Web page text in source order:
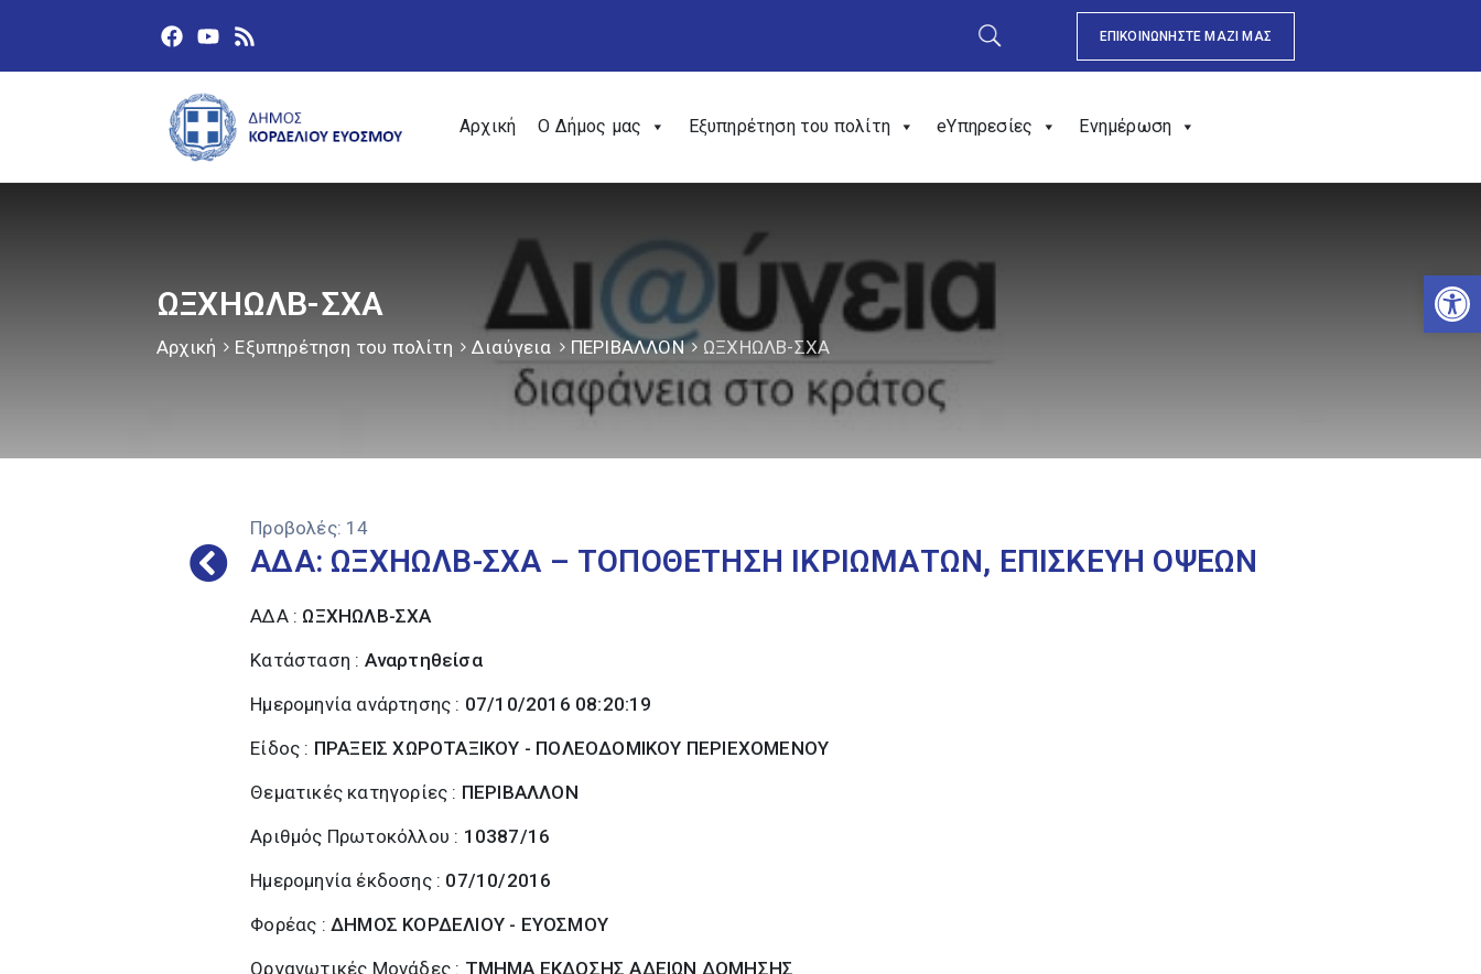
ΕΠΙΚΟΙΝΩΝΗΣΤΕ ΜΑΖΙ ΜΑΣ
Αρχική Ο Δήμος μας Εξυπηρέτηση του πολίτη eΥπηρεσίες Ενημέρωση
ΩΞΧΗΩΛΒ-ΣΧΑ
Αρχική Εξυπηρέτηση του πολίτη Διαύγεια ΠΕΡΙΒΑΛΛΟΝ ΩΞΧΗΩΛΒ-ΣΧΑ
Προβολές: 14
ΑΔΑ: ΩΞΧΗΩΛΒ-ΣΧΑ – ΤΟΠΟΘΕΤΗΣΗ ΙΚΡΙΩΜΑΤΩΝ, ΕΠΙΣΚΕΥΗ ΟΨΕΩΝ
ΑΔΑ : ΩΞΧΗΩΛΒ-ΣΧΑ
Κατάσταση : Αναρτηθείσα
Ημερομηνία ανάρτησης : 07/10/2016 08:20:19
Είδος : ΠΡΑΞΕΙΣ ΧΩΡΟΤΑΞΙΚΟΥ - ΠΟΛΕΟΔΟΜΙΚΟΥ ΠΕΡΙΕΧΟΜΕΝΟΥ
Θεματικές κατηγορίες : ΠΕΡΙΒΑΛΛΟΝ
Αριθμός Πρωτοκόλλου : 10387/16
Ημερομηνία έκδοσης : 07/10/2016
Φορέας :ΔΗΜΟΣ ΚΟΡΔΕΛΙΟΥ - ΕΥΟΣΜΟΥ
Οργανωτικές Μονάδες : ΤΜΗΜΑ ΕΚΔΟΣΗΣ ΑΔΕΙΩΝ ΔΟΜΗΣΗΣ